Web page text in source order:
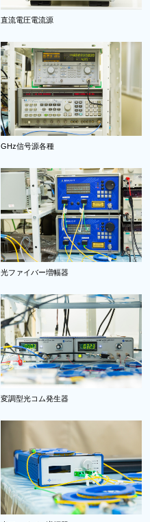
直流電圧電流源
GHz信号源各種
光ファイバー増幅器
変調型光コム発生器